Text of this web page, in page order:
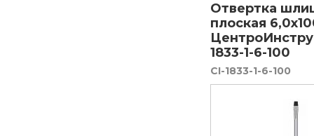
Отвертка
плоская
1833-1-6-100
CI-1833-1-6-100